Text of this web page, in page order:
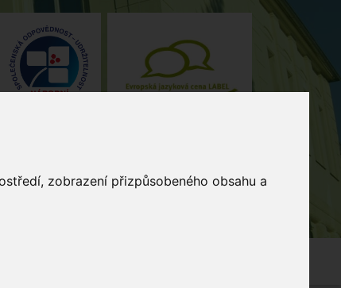
zobrazení přizpůsobeného obsahu a